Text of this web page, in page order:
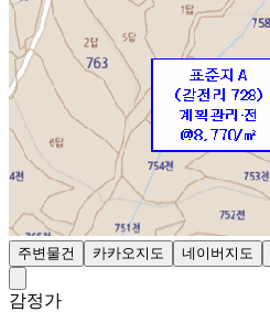
주변물건 카카오지도 네이버지도
감정가